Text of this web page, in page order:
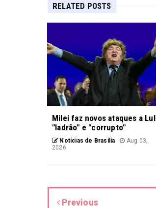
RELATED POSTS
Milei faz novos ataques a
"ladrão" e "corrupto"
Notícias de Brasília
Aug 03,
2026
Previous